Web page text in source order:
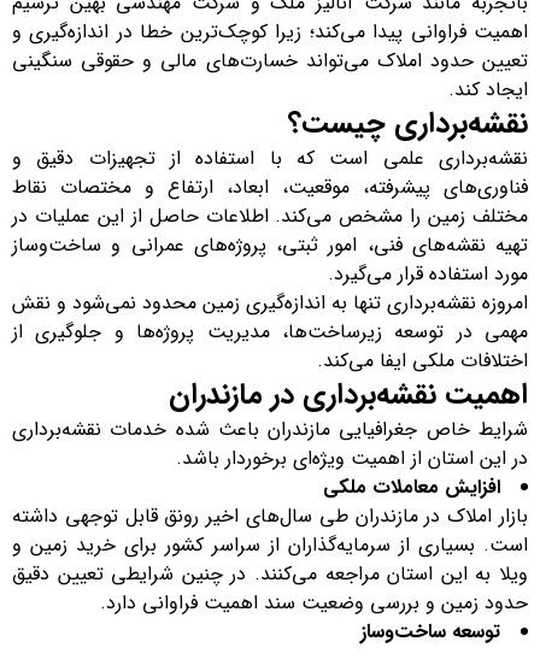
اهمیت فراوانی پیدا می‌کند؛ زیرا کوچک‌ترین خطا در اندازه‌گیری و
تعیین حدود املاک می‌تواند خسارت‌های مالی و حقوقی سنگینی
ایجاد کند.
نقشه‌برداری چیست؟
نقشه‌برداری علمی است که با استفاده از تجهیزات دقیق و
فناوری‌های پیشرفته، موقعیت، ابعاد، ارتفاع و مختصات نقاط
مختلف زمین را مشخص می‌کند. اطلاعات حاصل از این عملیات در
تهیه نقشه‌های فنی، امور ثبتی، پروژه‌های عمرانی و ساخت‌وساز
مورد استفاده قرار می‌گیرد.
امروزه نقشه‌برداری تنها به اندازه‌گیری زمین محدود نمی‌شود و نقش
مهمی در توسعه زیرساخت‌ها، مدیریت پروژه‌ها و جلوگیری از
اختلافات ملکی ایفا می‌کند.
اهمیت نقشه‌برداری در مازندران
شرایط خاص جغرافیایی مازندران باعث شده خدمات نقشه‌برداری
در این استان از اهمیت ویژه‌ای برخوردار باشد.
افزایش معاملات ملکی
بازار املاک در مازندران طی سال‌های اخیر رونق قابل توجهی داشته
است. بسیاری از سرمایه‌گذاران از سراسر کشور برای خرید زمین و
ویلا به این استان مراجعه می‌کنند. در چنین شرایطی تعیین دقیق
حدود زمین و بررسی وضعیت سند اهمیت فراوانی دارد.
توسعه ساخت‌وساز